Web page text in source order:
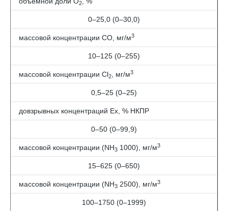
2
0–25,0 (0–30,0)
массовой концентрации СО, мг/м3
10–125 (0–255)
массовой концентрации Сl2 , мг/м3
0,5–25 (0–25)
довзрывных концентраций Ех, % НКПР
0–50 (0–99,9)
массовой концентрации (NH3 1000), мг/м3
15–625 (0–650)
массовой концентрации (NH3 2500), мг/м3
100–1750 (0–1999)